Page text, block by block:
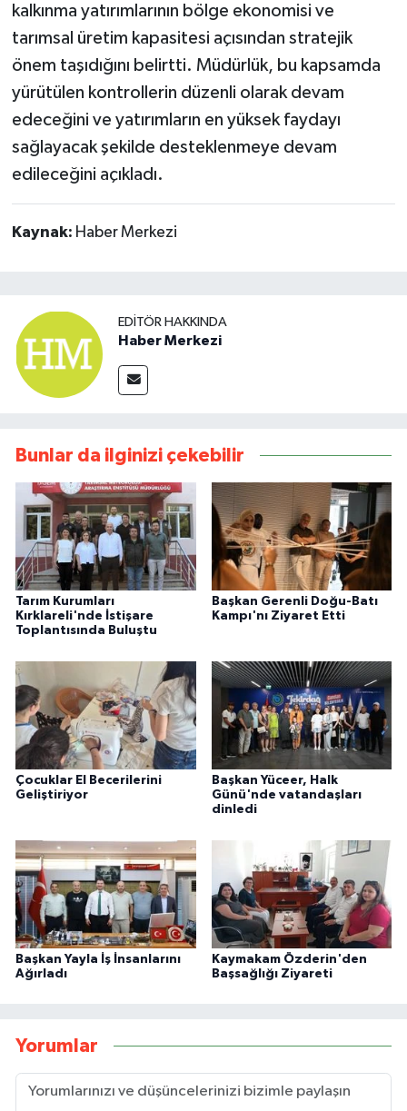
kalkınma yatırımlarının bölge ekonomisi ve
tarımsal üretim kapasitesi açısından stratejik
önem taşıdığını belirtti. Müdürlük, bu kapsamda
yürütülen kontrollerin düzenli olarak devam
edeceğini ve yatırımların en yüksek faydayı
sağlayacak şekilde desteklenmeye devam
edileceğini açıkladı.
Kaynak: Haber Merkezi
EDITÖR HAKKINDA
Haber Merkezi
Bunlar da ilginizi çekebilir
Tarım Kurumları
Kırklareli'nde İstişare
Toplantısında Buluştu
Başkan Gerenli Doğu-Batı
Kampı'nı Ziyaret Etti
Çocuklar El Becerilerini
Geliştiriyor
Başkan Yüceer, Halk
Günü'nde vatandaşları
dinledi
Başkan Yayla İş İnsanlarını
Ağırladı
Kaymakam Özderin'den
Başsağlığı Ziyareti
Yorumlar